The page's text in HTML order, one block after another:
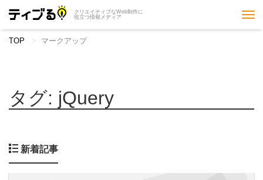
クリエイティブなWeb制作に
役立つ情報メディア
TOP マークアップ
タグ: jQuery
新着記事